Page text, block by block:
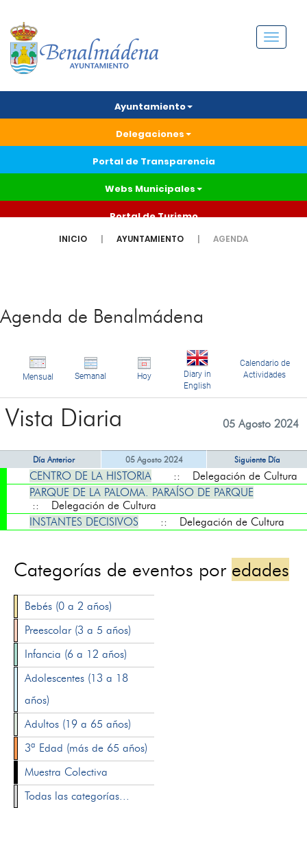
Menú
Ayuntamiento
Delegaciones
Portal de Transparencia
Webs Municipales
Portal de Turismo
INICIO AYUNTAMIENTO AGENDA
Agenda de Benalmádena
Mensual Semanal Hoy
Diary in
English
Calendario de
Actividades
Vista Diaria 05 Agosto 2024
Día Anterior 05 Agosto 2024 Siguiente Día
CENTRO DE LA HISTORIA
:: Delegación de Cultura
PARQUE DE LA PALOMA. PARAÍSO DE PARQUE
:: Delegación de Cultura
INSTANTES DECISIVOS
:: Delegación de Cultura
Categorías de eventos por edades
Bebés (0 a 2 años)
Preescolar (3 a 5 años)
Infancia (6 a 12 años)
Adolescentes (13 a 18
años)
Adultos (19 a 65 años)
3ª Edad (más de 65 años)
Muestra Colectiva
Todas las categorías...